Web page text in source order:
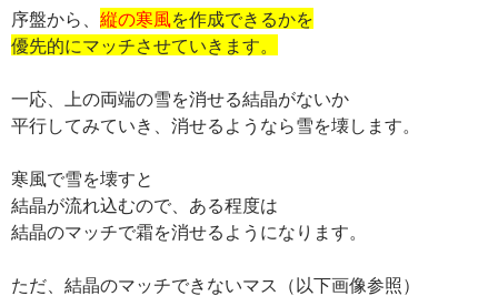
序盤から、 縦の寒風を作成できるかを
優先的にマッチさせていきます。
一応、上の両端の雪を消せる結晶がないか
平行してみていき、消せるようなら雪を壊します。
寒風で雪を壊すと
結晶が流れ込むので、ある程度は
結晶のマッチで霜を消せるようになります。
ただ、結晶のマッチできないマス（以下画像参照）